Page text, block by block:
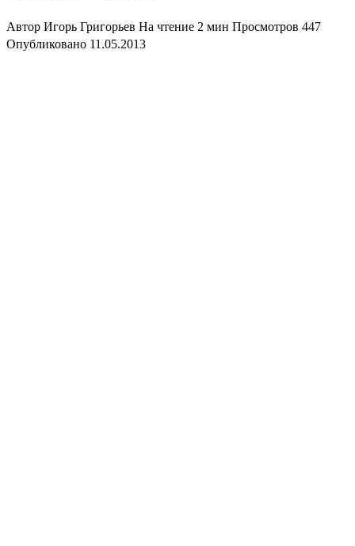
Автор Игорь Григорьев На чтение 2 мин Просмотров 447
Опубликовано 11.05.2013